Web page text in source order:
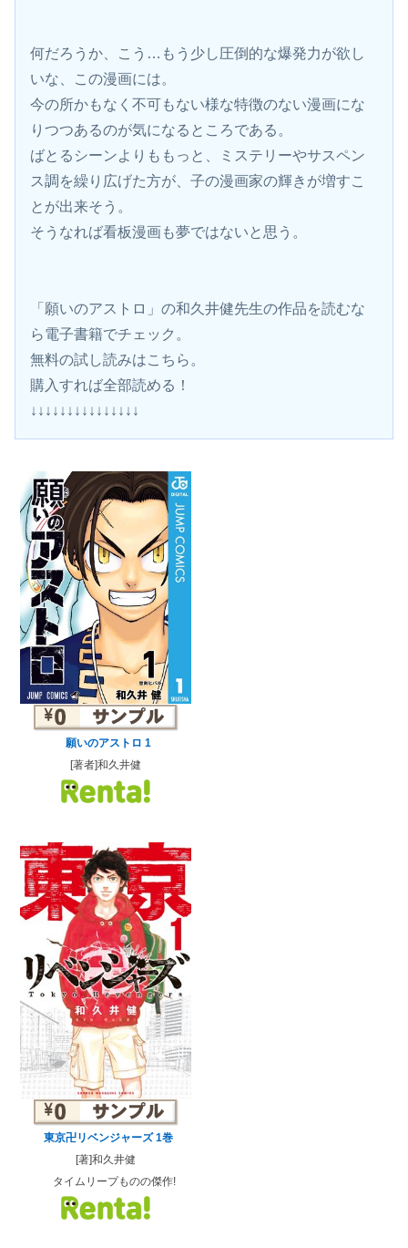
何だろうか、こう…もう少し圧倒的な爆発力が欲し
いな、この漫画には。
今の所かもなく不可もない様な特徴のない漫画にな
りつつあるのが気になるところである。
ばとるシーンよりももっと、ミステリーやサスペン
ス調を繰り広げた方が、子の漫画家の輝きが増すこ
とが出来そう。
そうなれば看板漫画も夢ではないと思う。
「願いのアストロ」の和久井健先生の作品を読むな
ら電子書籍でチェック。
無料の試し読みはこちら。
購入すれば全部読める！
↓↓↓↓↓↓↓↓↓↓↓↓↓↓↓
願いのアストロ 1
[著者]和久井健
東京卍リベンジャーズ 1巻
[著]和久井健
タイムリープものの傑作!